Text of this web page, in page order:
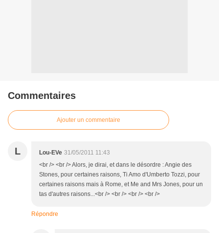
Commentaires
Ajouter un commentaire
L Lou-EVe 31/05/2011 11:43
<br /> <br /> Alors, je dirai, et dans le désordre : Angie des
Stones, pour certaines raisons, Ti Amo d'Umberto Tozzi, pour
certaines raisons mais à Rome, et Me and Mrs Jones, pour un
tas d'autres raisons...<br /> <br /> <br /> <br />
Répondre